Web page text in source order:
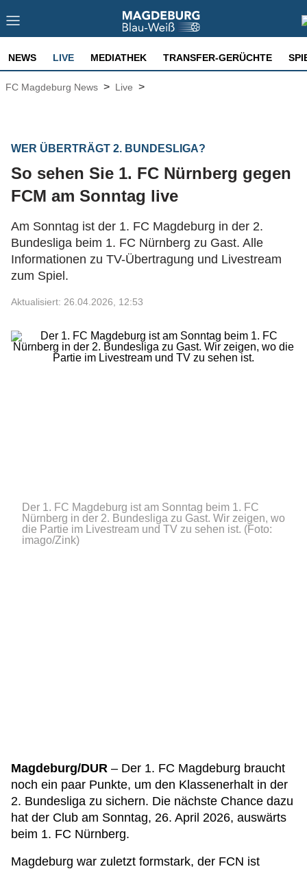
NEWS LIVE MEDIATHEK TRANSFER-GERÜCHTE
FC Magdeburg News > Live >
WER ÜBERTRÄGT 2. BUNDESLIGA?
So sehen Sie 1. FC Nürnberg gegen
FCM am Sonntag live
Am Sonntag ist der 1. FC Magdeburg in der 2.
Bundesliga beim 1. FC Nürnberg zu Gast. Alle
Informationen zu TV-Übertragung und Livestream
zum Spiel.
Aktualisiert: 26.04.2026, 12:53
Der 1. FC Magdeburg ist am Sonntag beim 1. FC
Nürnberg in der 2. Bundesliga zu Gast. Wir zeigen, wo
die Partie im Livestream und TV zu sehen ist. (Foto:
imago/Zink)
Magdeburg/DUR – Der 1. FC Magdeburg braucht
noch ein paar Punkte, um den Klassenerhalt in der
2. Bundesliga zu sichern. Die nächste Chance dazu
hat der Club am Sonntag, 26. April 2026, auswärts
beim 1. FC Nürnberg.
Magdeburg war zuletzt formstark, der FCN ist